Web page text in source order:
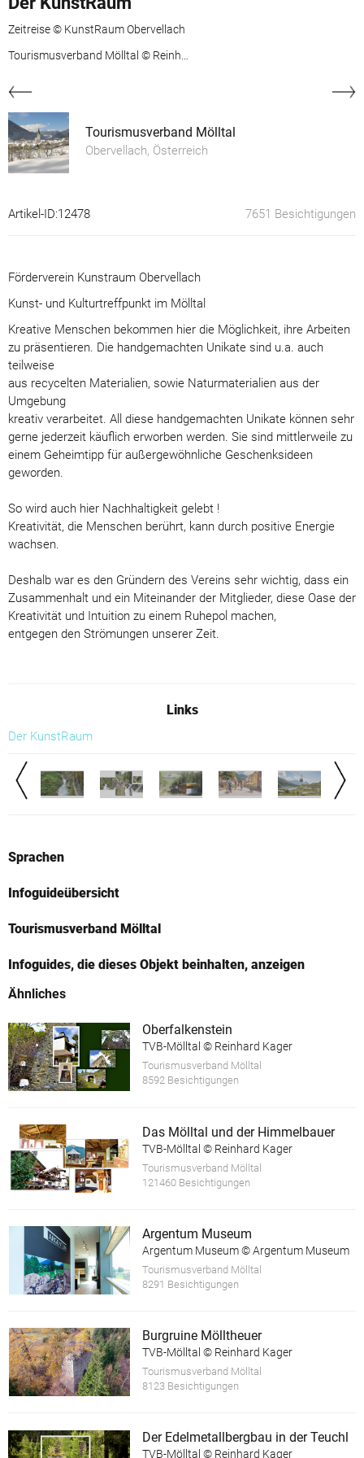
Zeitreise © KunstRaum Obervellach
Tourismusverband Mölltal
Obervellach, Österreich
Artikel-ID:12478 7651 Besichtigungen
Förderverein Kunstraum Obervellach
Kunst- und Kulturtreffpunkt im Mölltal
Kreative Menschen bekommen hier die Möglichkeit, ihre Arbeiten
zu präsentieren. Die handgemachten Unikate sind u.a. auch
teilweise
aus recycelten Materialien, sowie Naturmaterialien aus der
Umgebung
kreativ verarbeitet. All diese handgemachten Unikate können sehr
gerne jederzeit käuflich erworben werden. Sie sind mittlerweile zu
einem Geheimtipp für außergewöhnliche Geschenksideen
geworden.
So wird auch hier Nachhaltigkeit gelebt !
Kreativität, die Menschen berührt, kann durch positive Energie
wachsen.
Deshalb war es den Gründern des Vereins sehr wichtig, dass ein
Zusammenhalt und ein Miteinander der Mitglieder, diese Oase der
Kreativität und Intuition zu einem Ruhepol machen,
entgegen den Strömungen unserer Zeit.
Links
Der KunstRaum
Sprachen
Infoguideübersicht
Tourismusverband Mölltal
Infoguides, die dieses Objekt beinhalten, anzeigen
Ähnliches
Oberfalkenstein
TVB-Mölltal © Reinhard Kager
Tourismusverband Mölltal
8592 Besichtigungen
Das Mölltal und der Himmelbauer
TVB-Mölltal © Reinhard Kager
Tourismusverband Mölltal
121460 Besichtigungen
Argentum Museum
Argentum Museum © Argentum Museum
Tourismusverband Mölltal
8291 Besichtigungen
Burgruine Mölltheuer
TVB-Mölltal © Reinhard Kager
Tourismusverband Mölltal
8123 Besichtigungen
Der Edelmetallbergbau in der Teuchl
TVB-Mölltal © Reinhard Kager